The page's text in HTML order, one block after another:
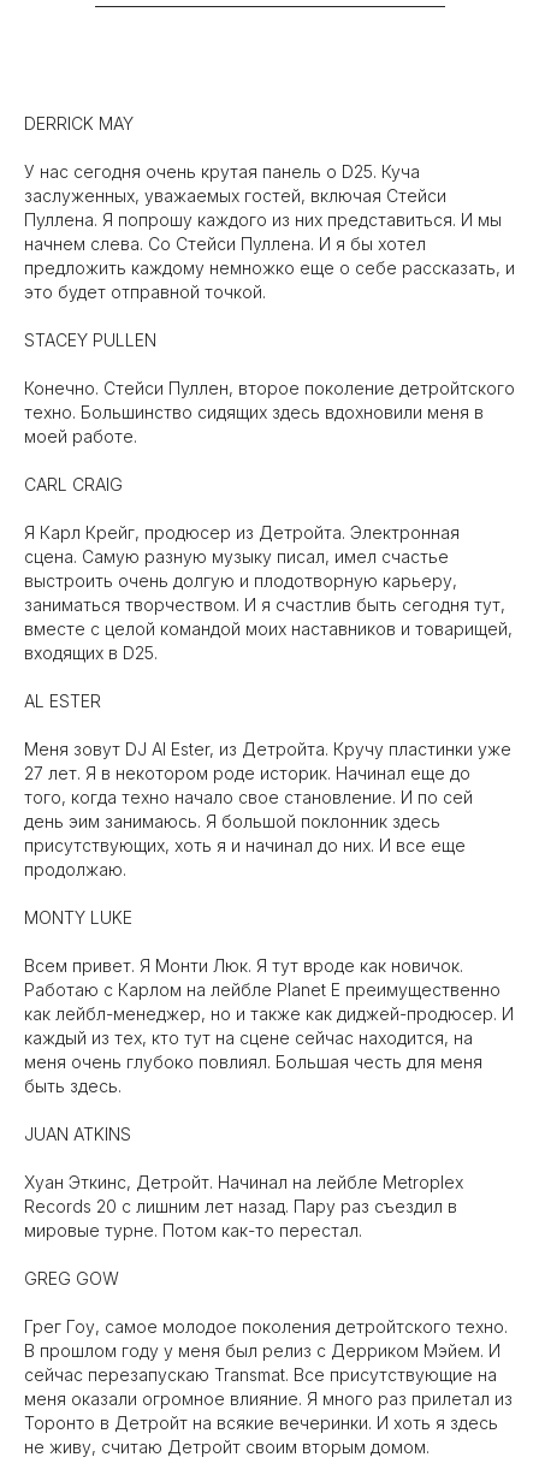
DERRICK MAY
У нас сегодня очень крутая панель о D25. Куча
заслуженных, уважаемых гостей, включая Стейси
Пуллена. Я попрошу каждого из них представиться. И мы
начнем слева. Со Стейси Пуллена. И я бы хотел
предложить каждому немножко еще о себе рассказать, и
это будет отправной точкой.
STACEY PULLEN
Конечно. Стейси Пуллен, второе поколение детройтского
техно. Большинство сидящих здесь вдохновили меня в
моей работе.
CARL CRAIG
Я Карл Крейг, продюсер из Детройта. Электронная
сцена. Самую разную музыку писал, имел счастье
выстроить очень долгую и плодотворную карьеру,
заниматься творчеством. И я счастлив быть сегодня тут,
вместе с целой командой моих наставников и товарищей,
входящих в D25.
AL ESTER
Меня зовут DJ Al Ester, из Детройта. Кручу пластинки уже
27 лет. Я в некотором роде историк. Начинал еще до
того, когда техно начало свое становление. И по сей
день эим занимаюсь. Я большой поклонник здесь
присутствующих, хоть я и начинал до них. И все еще
продолжаю.
MONTY LUKE
Всем привет. Я Монти Люк. Я тут вроде как новичок.
Работаю с Карлом на лейбле Planet E преимущественно
как лейбл-менеджер, но и также как диджей-продюсер. И
каждый из тех, кто тут на сцене сейчас находится, на
меня очень глубоко повлиял. Большая честь для меня
быть здесь.
JUAN ATKINS
Хуан Эткинс, Детройт. Начинал на лейбле Metroplex
Records 20 с лишним лет назад. Пару раз съездил в
мировые турне. Потом как-то перестал.
GREG GOW
Грег Гоу, самое молодое поколения детройтского техно.
В прошлом году у меня был релиз с Дерриком Мэйем. И
сейчас перезапускаю Transmat. Все присутствующие на
меня оказали огромное влияние. Я много раз прилетал из
Торонто в Детройт на всякие вечеринки. И хоть я здесь
не живу, считаю Детройт своим вторым домом.